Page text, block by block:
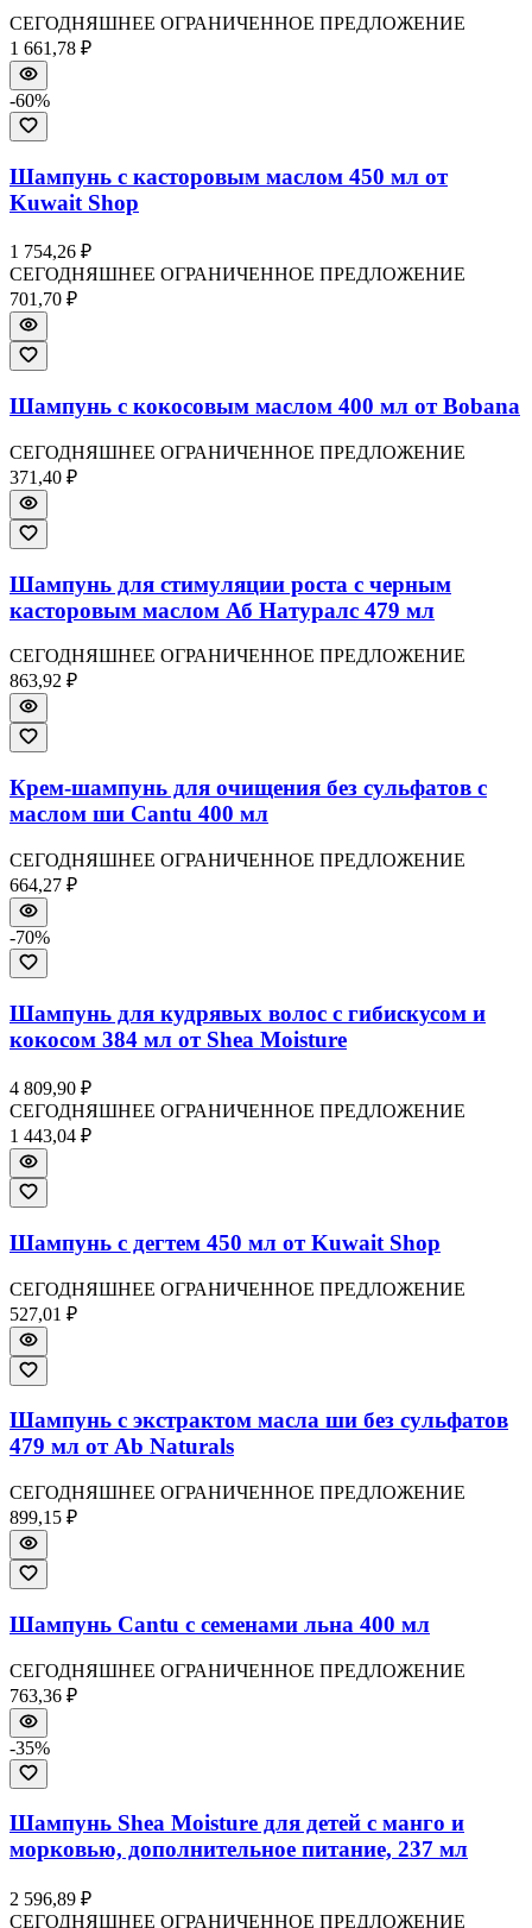
СЕГОДНЯШНЕЕ ОГРАНИЧЕННОЕ ПРЕДЛОЖЕНИЕ
1 661,78 ₽
-60%
Шампунь с касторовым маслом 450 мл от
Kuwait Shop
1 754,26 ₽
СЕГОДНЯШНЕЕ ОГРАНИЧЕННОЕ ПРЕДЛОЖЕНИЕ
701,70 ₽
Шампунь с кокосовым маслом 400 мл от Bobana
СЕГОДНЯШНЕЕ ОГРАНИЧЕННОЕ ПРЕДЛОЖЕНИЕ
371,40 ₽
Шампунь для стимуляции роста с черным
касторовым маслом Аб Натуралс 479 мл
СЕГОДНЯШНЕЕ ОГРАНИЧЕННОЕ ПРЕДЛОЖЕНИЕ
863,92 ₽
Крем-шампунь для очищения без сульфатов с
маслом ши Cantu 400 мл
СЕГОДНЯШНЕЕ ОГРАНИЧЕННОЕ ПРЕДЛОЖЕНИЕ
664,27 ₽
-70%
Шампунь для кудрявых волос с гибискусом и
кокосом 384 мл от Shea Moisture
4 809,90 ₽
СЕГОДНЯШНЕЕ ОГРАНИЧЕННОЕ ПРЕДЛОЖЕНИЕ
1 443,04 ₽
Шампунь с дегтем 450 мл от Kuwait Shop
СЕГОДНЯШНЕЕ ОГРАНИЧЕННОЕ ПРЕДЛОЖЕНИЕ
527,01 ₽
Шампунь с экстрактом масла ши без сульфатов
479 мл от Ab Naturals
СЕГОДНЯШНЕЕ ОГРАНИЧЕННОЕ ПРЕДЛОЖЕНИЕ
899,15 ₽
Шампунь Cantu с семенами льна 400 мл
СЕГОДНЯШНЕЕ ОГРАНИЧЕННОЕ ПРЕДЛОЖЕНИЕ
763,36 ₽
-35%
Шампунь Shea Moisture для детей с манго и
морковью, дополнительное питание, 237 мл
2 596,89 ₽
СЕГОДНЯШНЕЕ ОГРАНИЧЕННОЕ ПРЕДЛОЖЕНИЕ